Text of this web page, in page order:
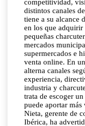
competitividad,
distintos canales
tiene a su alcance
en los que adquirir
pequeñas
mercados
supermercados e
venta online. En
alterna canales
experiencia,
industria y
trata de escoger
puede aportar
Nieta, gerente de
Ibérica, ha